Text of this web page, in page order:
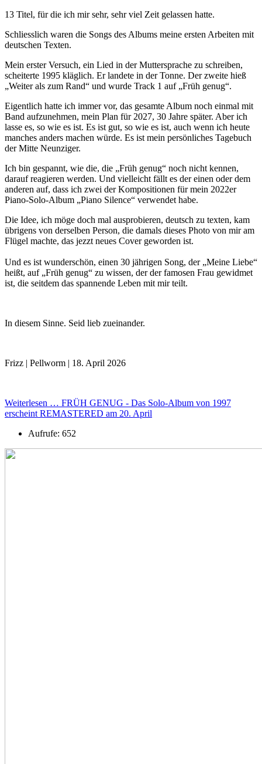
13 Titel, für die ich mir sehr, sehr viel Zeit gelassen hatte.
Schliesslich waren die Songs des Albums meine ersten Arbeiten mit
deutschen Texten.
Mein erster Versuch, ein Lied in der Muttersprache zu schreiben,
scheiterte 1995 kläglich. Er landete in der Tonne. Der zweite hieß
„Weiter als zum Rand“ und wurde Track 1 auf „Früh genug“.
Eigentlich hatte ich immer vor, das gesamte Album noch einmal mit
Band aufzunehmen, mein Plan für 2027, 30 Jahre später. Aber ich
lasse es, so wie es ist. Es ist gut, so wie es ist, auch wenn ich heute
manches anders machen würde. Es ist mein persönliches Tagebuch
der Mitte Neunziger.
Ich bin gespannt, wie die, die „Früh genug“ noch nicht kennen,
darauf reagieren werden. Und vielleicht fällt es der einen oder dem
anderen auf, dass ich zwei der Kompositionen für mein 2022er
Piano-Solo-Album „Piano Silence“ verwendet habe.
Die Idee, ich möge doch mal ausprobieren, deutsch zu texten, kam
übrigens von derselben Person, die damals dieses Photo von mir am
Flügel machte, das jezzt neues Cover geworden ist.
Und es ist wunderschön, einen 30 jährigen Song, der „Meine Liebe“
heißt, auf „Früh genug“ zu wissen, der der famosen Frau gewidmet
ist, die seitdem das spannende Leben mit mir teilt.
In diesem Sinne. Seid lieb zueinander.
Frizz | Pellworm | 18. April 2026
Weiterlesen … FRÜH GENUG - Das Solo-Album von 1997
erscheint REMASTERED am 20. April
Aufrufe: 652